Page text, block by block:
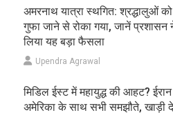
अमरनाथ यात्रा स्थगित: श्रद्धालुओं
गुफा जाने से रोका गया, जानें प्रशासन
लिया यह बड़ा फैसला
Upendra Agrawal
मिडिल ईस्ट में महायुद्ध की आहट?
अमेरिका के साथ सभी समझौते, खाड़ी